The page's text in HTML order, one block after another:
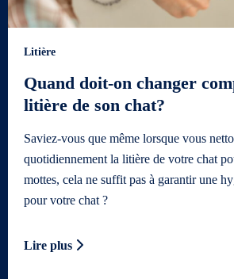
Litière
Quand doit-on changer
litière de son chat?
Saviez-vous que même lorsque vous
quotidiennement la litière de votre chat
mottes, cela ne suffit pas à garantir une
pour votre chat ?
Lire plus